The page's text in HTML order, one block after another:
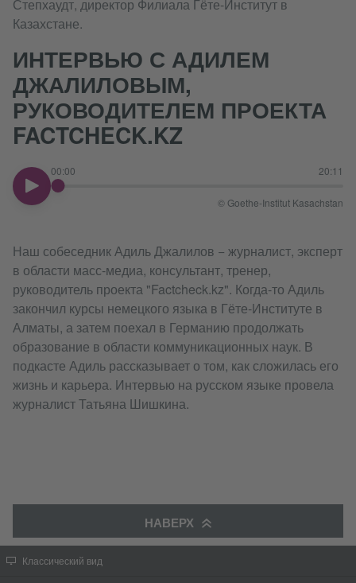
Степхаудт, директор Филиала Гёте-Институт в
Казахстане.
ИНТЕРВЬЮ С АДИЛЕМ
ДЖАЛИЛОВЫМ,
РУКОВОДИТЕЛЕМ ПРОЕКТА
FACTCHECK.KZ
00:00
20:11
00:00
© Goethe-Institut Kasachstan
Наш собеседник Адиль Джалилов − журналист, эксперт
в области масс-медиа, консультант, тренер,
руководитель проекта "Factcheck.kz". Когда-то Адиль
закончил курсы немецкого языка в Гёте-Институте в
Алматы, а затем поехал в Германию продолжать
образование в области коммуникационных наук. В
подкасте Адиль рассказывает о том, как сложилась его
жизнь и карьера. Интервью на русском языке провела
журналист Татьяна Шишкина.
НАВЕРХ
Классический вид